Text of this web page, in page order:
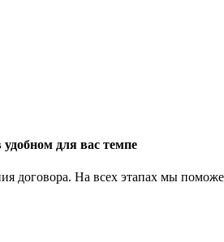
для вас темпе
договора. На всех этапах мы